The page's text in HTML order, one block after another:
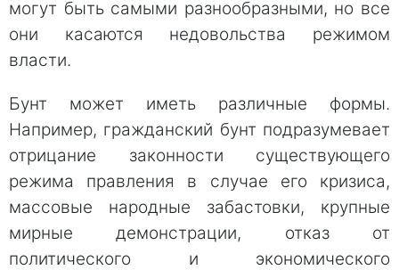
могут быть самыми разнообразными, но все
они касаются недовольства режимом
власти.
Бунт может иметь различные формы.
Например, гражданский бунт подразумевает
отрицание законности существующего
режима правления в случае его кризиса,
массовые народные забастовки, крупные
мирные демонстрации, отказ от
политического и экономического